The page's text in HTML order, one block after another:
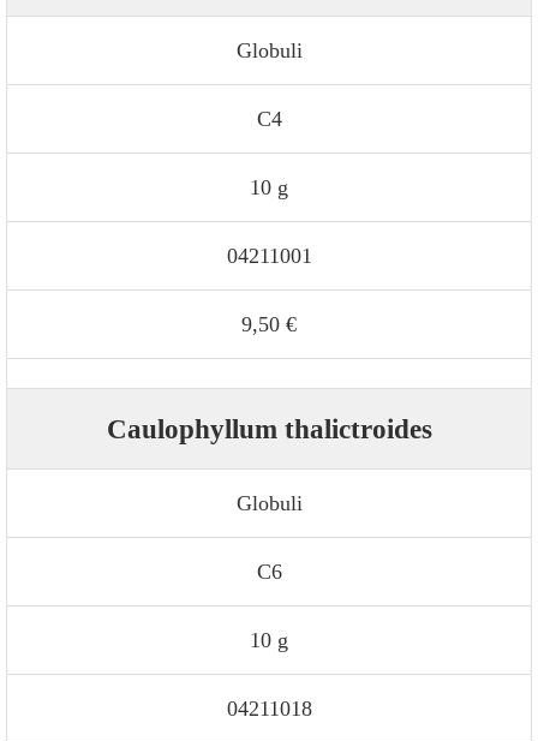
Globuli
C4
10 g
04211001
9,50 €
Caulophyllum thalictroides
Globuli
C6
10 g
04211018